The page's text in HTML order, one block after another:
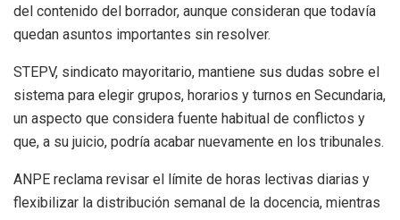
del contenido del borrador, aunque consideran que todavía
quedan asuntos importantes sin resolver.
STEPV, sindicato mayoritario, mantiene sus dudas sobre el
sistema para elegir grupos, horarios y turnos en Secundaria,
un aspecto que considera fuente habitual de conflictos y
que, a su juicio, podría acabar nuevamente en los tribunales.
ANPE reclama revisar el límite de horas lectivas diarias y
flexibilizar la distribución semanal de la docencia, mientras